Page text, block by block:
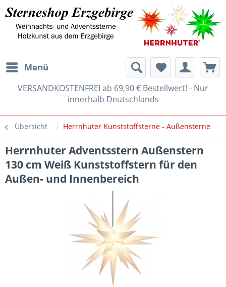
Menü
VERSANDKOSTENFREI ab 69,90 € Bestellwert! - Nur
innerhalb Deutschlands
Übersicht Herrnhuter Kunststoffsterne - Außensterne
Herrnhuter Adventsstern Außenstern
130 cm Weiß Kunststoffstern für den
Außen- und Innenbereich